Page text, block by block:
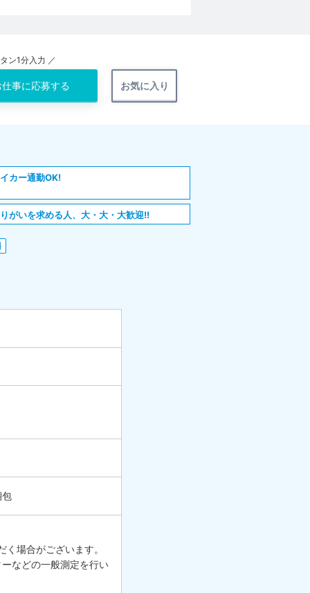
ン1分入力 ／
事に応募する お気に入り
カー通勤OK!
がいを求める人、大・大・大歓迎!!
包
場合がございます。
などの一般測定を行い